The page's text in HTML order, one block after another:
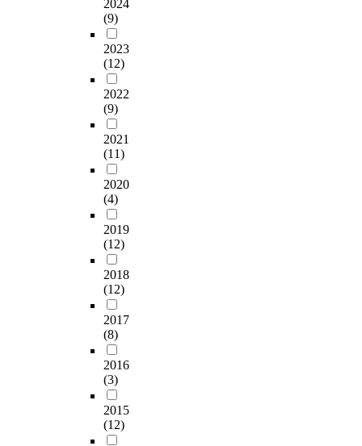
2024
(9)
2023
(12)
2022
(9)
2021
(11)
2020
(4)
2019
(12)
2018
(12)
2017
(8)
2016
(3)
2015
(12)